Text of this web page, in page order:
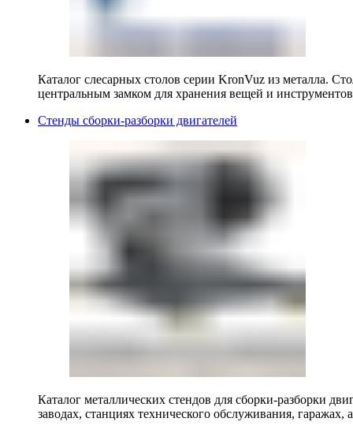
Каталог слесарных столов серии KronVuz из металла.
центральным замком для хранения вещей и
Стенды сборки-разборки двигателей
Каталог металлических стендов для сборки-разборки
заводах, станциях технического обслуживания, гаражах,